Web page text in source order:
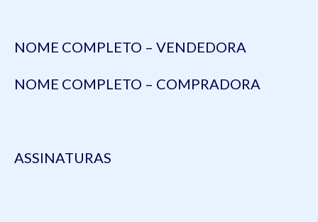
NOME COMPLETO – VENDEDORA
NOME COMPLETO – COMPRADORA
ASSINATURAS